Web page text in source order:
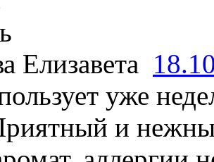
Елизавета
уже
и